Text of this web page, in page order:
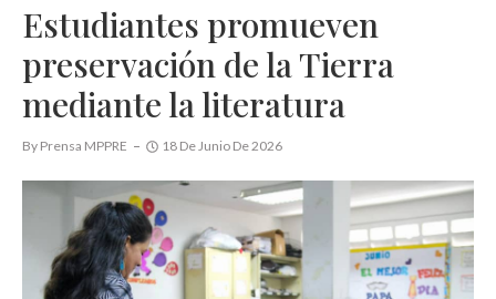
Estudiantes promueven
preservación de la Tierra
mediante la literatura
By Prensa MPPRE 18 De Junio De 2026